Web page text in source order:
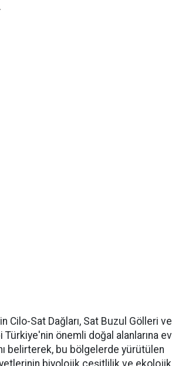
Cilo-Sat Dağları, Sat Buzul Gölleri ve
Türkiye'nin önemli doğal alanlarına ev
belirterek, bu bölgelerde yürütülen